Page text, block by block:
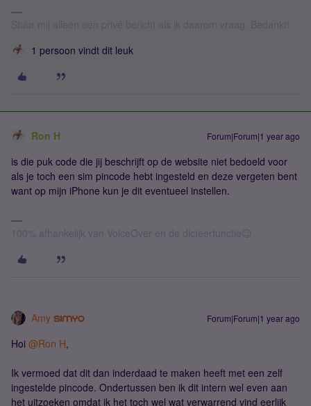
1 persoon vindt dit leuk
Ron H Forum|Forum|1 year ago
is die puk code die jij beschrijft op de website niet bedoeld voor
als je toch een sim pincode hebt ingesteld en deze vergeten bent
want op mijn iPhone kun je dit eventueel instellen.
100% afhankelijk van VoiceOver en de dicteerfunctie😉
Amy Forum|Forum|1 year ago
Hoi ​ @Ron H,
Ik vermoed dat dit dan inderdaad te maken heeft met een zelf
ingestelde pincode. Ondertussen ben ik dit intern wel even aan
het uitzoeken omdat ik het toch wel wat verwarrend vind eerlijk